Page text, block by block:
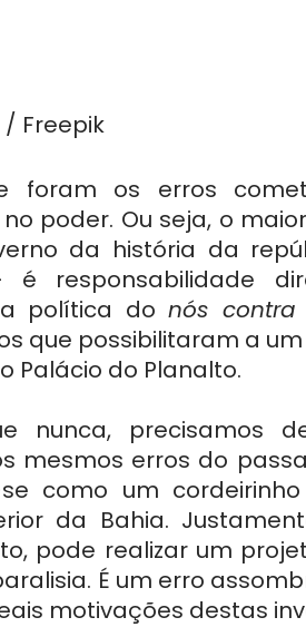
/ Freepik
foram os erros
poder. Ou seja, o
da história da
é responsabilidade
a política do nós contra
que possibilitaram a
Palácio do Planalto.
nunca, precisamos
mesmos erros do
como um
da Bahia.
pode realizar um
É um erro
motivações destas